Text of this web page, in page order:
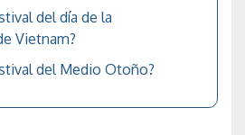
del día de la
Vietnam?
del Medio Otoño?